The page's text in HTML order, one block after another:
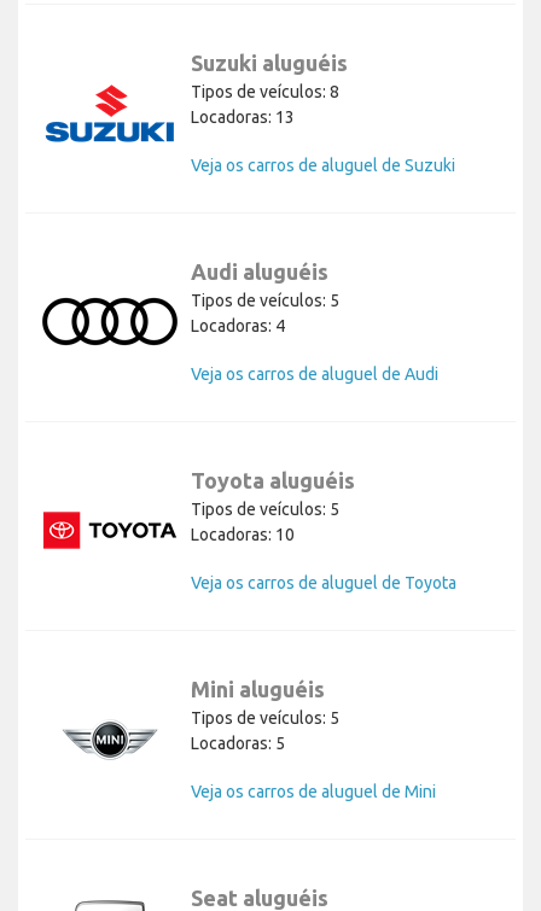
Suzuki aluguéis
Tipos de veículos: 8
Locadoras: 13
Veja os carros de aluguel de Suzuki
Audi aluguéis
Tipos de veículos: 5
Locadoras: 4
Veja os carros de aluguel de Audi
Toyota aluguéis
Tipos de veículos: 5
Locadoras: 10
Veja os carros de aluguel de Toyota
Mini aluguéis
Tipos de veículos: 5
Locadoras: 5
Veja os carros de aluguel de Mini
Seat aluguéis